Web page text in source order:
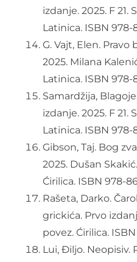
izdanje. 2025. F 21.
Latinica. ISBN 978-
G. Vajt, Elen.
2025. Milana
Latinica. ISBN
Samardžija,
izdanje. 2025. F 21.
Latinica. ISBN 978-
Gibson, Taj. Bog
2025. Dušan
Ćirilica. ISBN 978-
Rašeta, Darko.
grickića. Prvo
povez. Ćirilica.
Lui, Điljo. Neopisiv.